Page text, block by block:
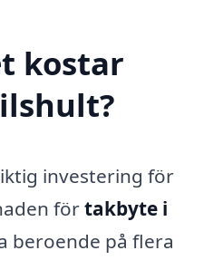
kostar
investering för
förtakbyte i
beroende på flera